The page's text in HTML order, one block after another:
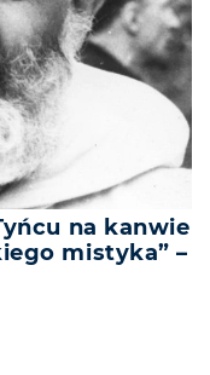
na kanwie
mistyka” –